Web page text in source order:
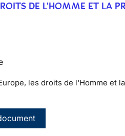
DE L'HOMME ET LA
les droits de l'Homme et